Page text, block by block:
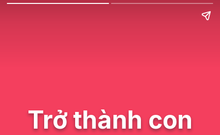
Trở thành con